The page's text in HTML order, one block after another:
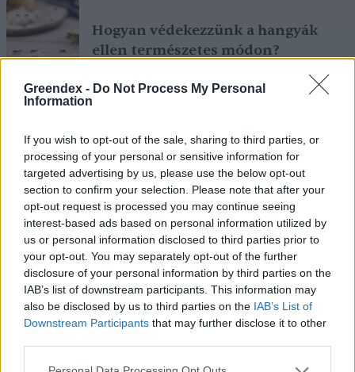
Greendex - Do Not Process My Personal
Information
If you wish to opt-out of the sale, sharing to third parties, or
processing of your personal or sensitive information for
targeted advertising by us, please use the below opt-out
section to confirm your selection. Please note that after your
opt-out request is processed you may continue seeing
interest-based ads based on personal information utilized by
us or personal information disclosed to third parties prior to
your opt-out. You may separately opt-out of the further
disclosure of your personal information by third parties on the
IAB’s list of downstream participants. This information may
also be disclosed by us to third parties on the IAB’s List of
Downstream Participants that may further disclose it to other
Hogyan védekezzünk a hangyák
ellen természetes módon?
OTTHONUNK
Börzsey Barbara 5 perc
Nyersanyag, amit millió tonna szám
pazarolunk el, holott több fronton
is segíteni az élelmiszertermelést
AGRÁRIUM
Greendex 4 perc